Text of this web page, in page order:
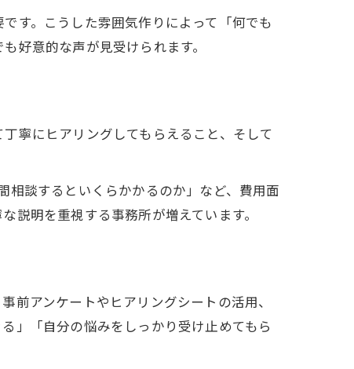
す。こうした雰囲気作りによって「何でも
好意的な声が見受けられます。
寧にヒアリングしてもらえること、そして
相談するといくらかかるのか」など、費用面
説明を重視する事務所が増えています。
前アンケートやヒアリングシートの活用、
」「自分の悩みをしっかり受け止めてもら